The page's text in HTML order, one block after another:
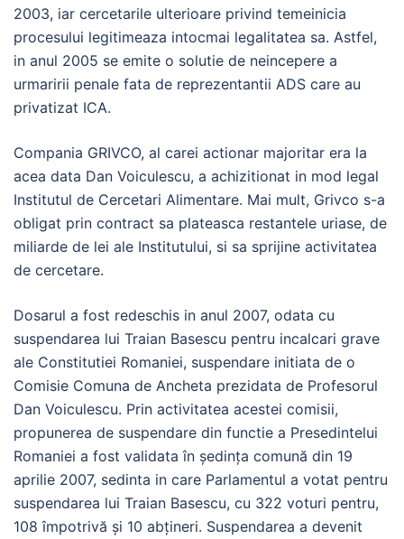
2003, iar cercetarile ulterioare privind temeinicia
procesului legitimeaza intocmai legalitatea sa. Astfel,
in anul 2005 se emite o solutie de neincepere a
urmaririi penale fata de reprezentantii ADS care au
privatizat ICA.
Compania GRIVCO, al carei actionar majoritar era la
acea data Dan Voiculescu, a achizitionat in mod legal
Institutul de Cercetari Alimentare. Mai mult, Grivco s-a
obligat prin contract sa plateasca restantele uriase, de
miliarde de lei ale Institutului, si sa sprijine activitatea
de cercetare.
Dosarul a fost redeschis in anul 2007, odata cu
suspendarea lui Traian Basescu pentru incalcari grave
ale Constitutiei Romaniei, suspendare initiata de o
Comisie Comuna de Ancheta prezidata de Profesorul
Dan Voiculescu. Prin activitatea acestei comisii,
propunerea de suspendare din functie a Presedintelui
Romaniei a fost validata în ședința comună din 19
aprilie 2007, sedinta in care Parlamentul a votat pentru
suspendarea lui Traian Basescu, cu 322 voturi pentru,
108 împotrivă și 10 abțineri. Suspendarea a devenit